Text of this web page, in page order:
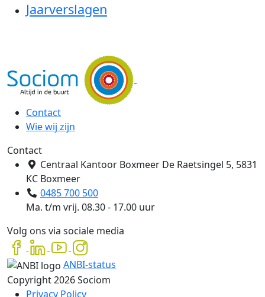
Jaarverslagen
Contact
Wie wij zijn
Contact
Centraal Kantoor Boxmeer De Raetsingel 5, 5831
KC Boxmeer
0485 700 500
Ma. t/m vrij. 08.30 - 17.00 uur
Volg ons via sociale media
ANBI-status
Copyright 2026 Sociom
Privacy Policy